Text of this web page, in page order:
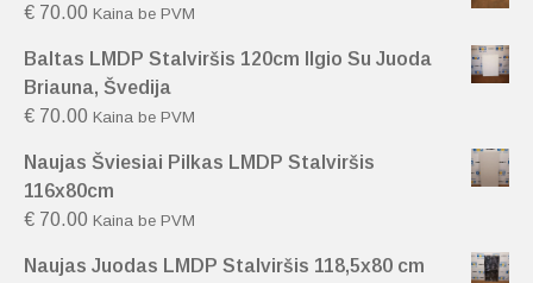
€ 70.00 Kaina be PVM
Baltas LMDP Stalviršis 120cm Ilgio Su Juoda
Briauna, Švedija
€ 70.00 Kaina be PVM
Naujas Šviesiai Pilkas LMDP Stalviršis
116x80cm
€ 70.00 Kaina be PVM
Naujas Juodas LMDP Stalviršis 118,5x80 cm